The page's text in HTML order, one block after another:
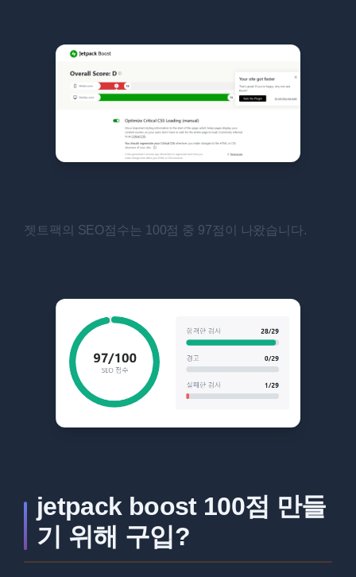
젯트팩의 SEO점수는 100점 중 97점이 나왔습니다.
jetpack boost 100점 만들
기 위해 구입?